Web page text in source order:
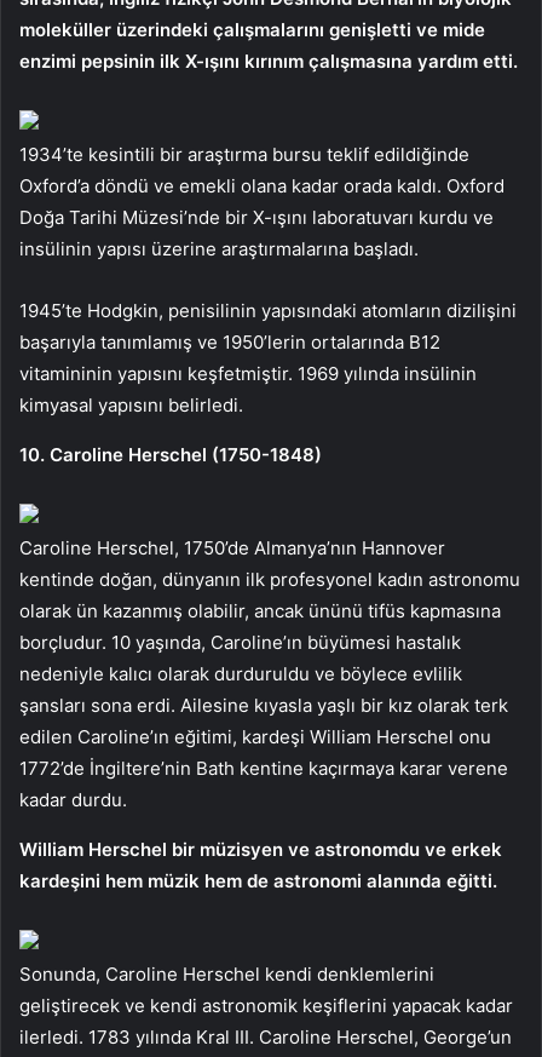
moleküller üzerindeki çalışmalarını genişletti ve mide
enzimi pepsinin ilk X-ışını kırınım çalışmasına yardım etti.
1934’te kesintili bir araştırma bursu teklif edildiğinde
Oxford’a döndü ve emekli olana kadar orada kaldı. Oxford
Doğa Tarihi Müzesi’nde bir X-ışını laboratuvarı kurdu ve
insülinin yapısı üzerine araştırmalarına başladı.
1945’te Hodgkin, penisilinin yapısındaki atomların dizilişini
başarıyla tanımlamış ve 1950’lerin ortalarında B12
vitamininin yapısını keşfetmiştir. 1969 yılında insülinin
kimyasal yapısını belirledi.
10. Caroline Herschel (1750-1848)
Caroline Herschel, 1750’de Almanya’nın Hannover
kentinde doğan, dünyanın ilk profesyonel kadın astronomu
olarak ün kazanmış olabilir, ancak ününü tifüs kapmasına
borçludur. 10 yaşında, Caroline’ın büyümesi hastalık
nedeniyle kalıcı olarak durduruldu ve böylece evlilik
şansları sona erdi. Ailesine kıyasla yaşlı bir kız olarak terk
edilen Caroline’ın eğitimi, kardeşi William Herschel onu
1772’de İngiltere’nin Bath kentine kaçırmaya karar verene
kadar durdu.
William Herschel bir müzisyen ve astronomdu ve erkek
kardeşini hem müzik hem de astronomi alanında eğitti.
Sonunda, Caroline Herschel kendi denklemlerini
geliştirecek ve kendi astronomik keşiflerini yapacak kadar
ilerledi. 1783 yılında Kral III. Caroline Herschel, George’un